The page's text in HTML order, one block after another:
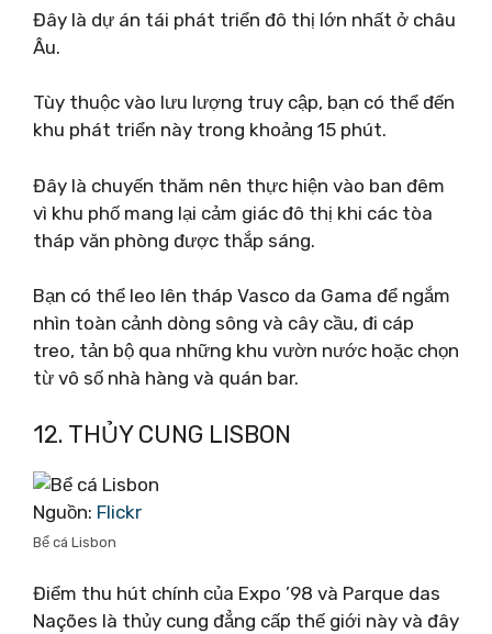
Đây là dự án tái phát triển đô thị lớn nhất ở châu
Âu.
Tùy thuộc vào lưu lượng truy cập, bạn có thể đến
khu phát triển này trong khoảng 15 phút.
Đây là chuyến thăm nên thực hiện vào ban đêm
vì khu phố mang lại cảm giác đô thị khi các tòa
tháp văn phòng được thắp sáng.
Bạn có thể leo lên tháp Vasco da Gama để ngắm
nhìn toàn cảnh dòng sông và cây cầu, đi cáp
treo, tản bộ qua những khu vườn nước hoặc chọn
từ vô số nhà hàng và quán bar.
12. THỦY CUNG LISBON
Nguồn: Flickr
Bể cá Lisbon
Điểm thu hút chính của Expo ’98 và Parque das
Nações là thủy cung đẳng cấp thế giới này và đây